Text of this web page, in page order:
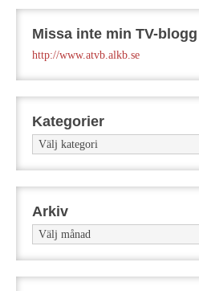
Missa inte min TV-blogg
http://www.atvb.alkb.se
Kategorier
Kategorier
Arkiv
Arkiv